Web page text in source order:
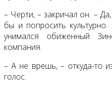
– Черти, – закричал он. –
бы и попросить
унимался обиженный
компания.
– А не врешь, – откуда-то
голос.